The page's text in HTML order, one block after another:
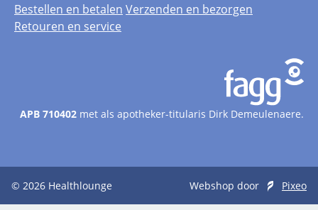
Bestellen en betalen Verzenden en bezorgen
Retouren en service
APB 710402 met als apotheker-titularis Dirk Demeulenaere.
© 2026 Healthlounge Webshop door Pixeo